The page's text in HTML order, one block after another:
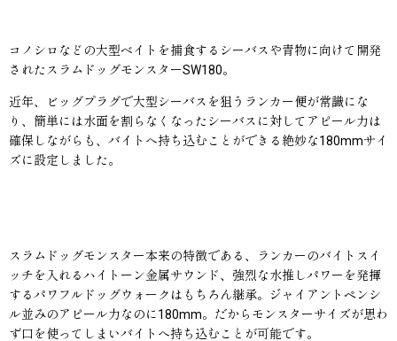
コノシロなどの大型ベイトを捕食するシーバスや青物に向けて開発
されたスラムドッグモンスターSW180。
近年、ビッグプラグで大型シーバスを狙うランカー便が常識にな
り、簡単には水面を割らなくなったシーバスに対してアピール力は
確保しながらも、バイトへ持ち込むことができる絶妙な180mmサイ
ズに設定しました。
スラムドッグモンスター本来の特徴である、ランカーのバイトスイ
ッチを入れるハイトーン金属サウンド、強烈な水推しパワーを発揮
するパワフルドッグウォークはもちろん継承。ジャイアントペンシ
ル並みのアピール力なのに180mm。だからモンスターサイズが思わ
ず口を使ってしまいバイトへ持ち込むことが可能です。